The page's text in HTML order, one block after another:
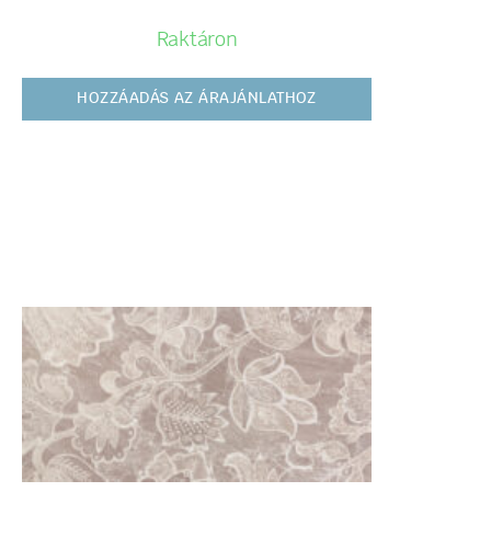
Raktáron
HOZZÁADÁS AZ ÁRAJÁNLATHOZ